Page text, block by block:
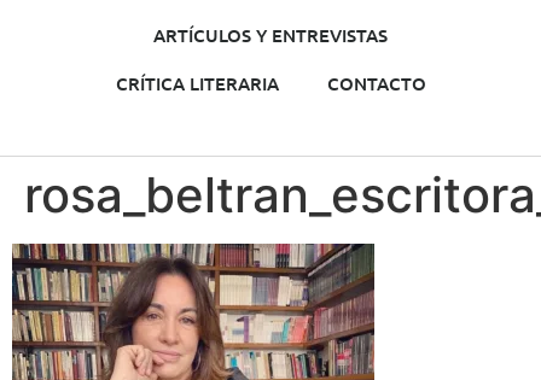
ARTÍCULOS Y ENTREVISTAS
CRÍTICA LITERARIA
CONTACTO